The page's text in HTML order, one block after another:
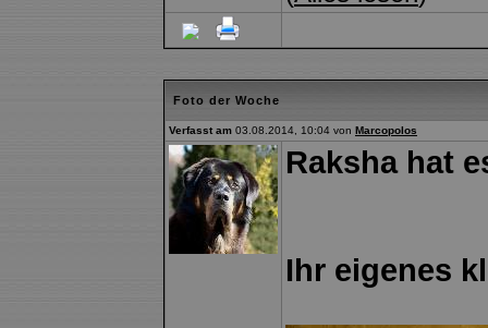
Foto der Woche
Verfasst am 03.08.2014, 10:04 von Marcopolos
Raksha hat
Ihr eigenes